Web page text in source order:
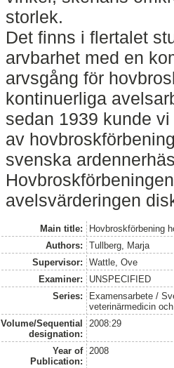
storlek.
Det finns i flertalet
arvbarhet med en
arvsgång för
kontinuerliga
sedan 1939 kunde
av
svenska
avelsvärderingen
Main title:
Hovbroskförbening
Authors:
Tullberg, Marja
Supervisor:
Wattle, Ove
Examiner:
UNSPECIFIED
Series:
Examensarbete /
veterinärmedicin
Volume/Sequential
designation:
2008:29
Year of
Publication:
2008